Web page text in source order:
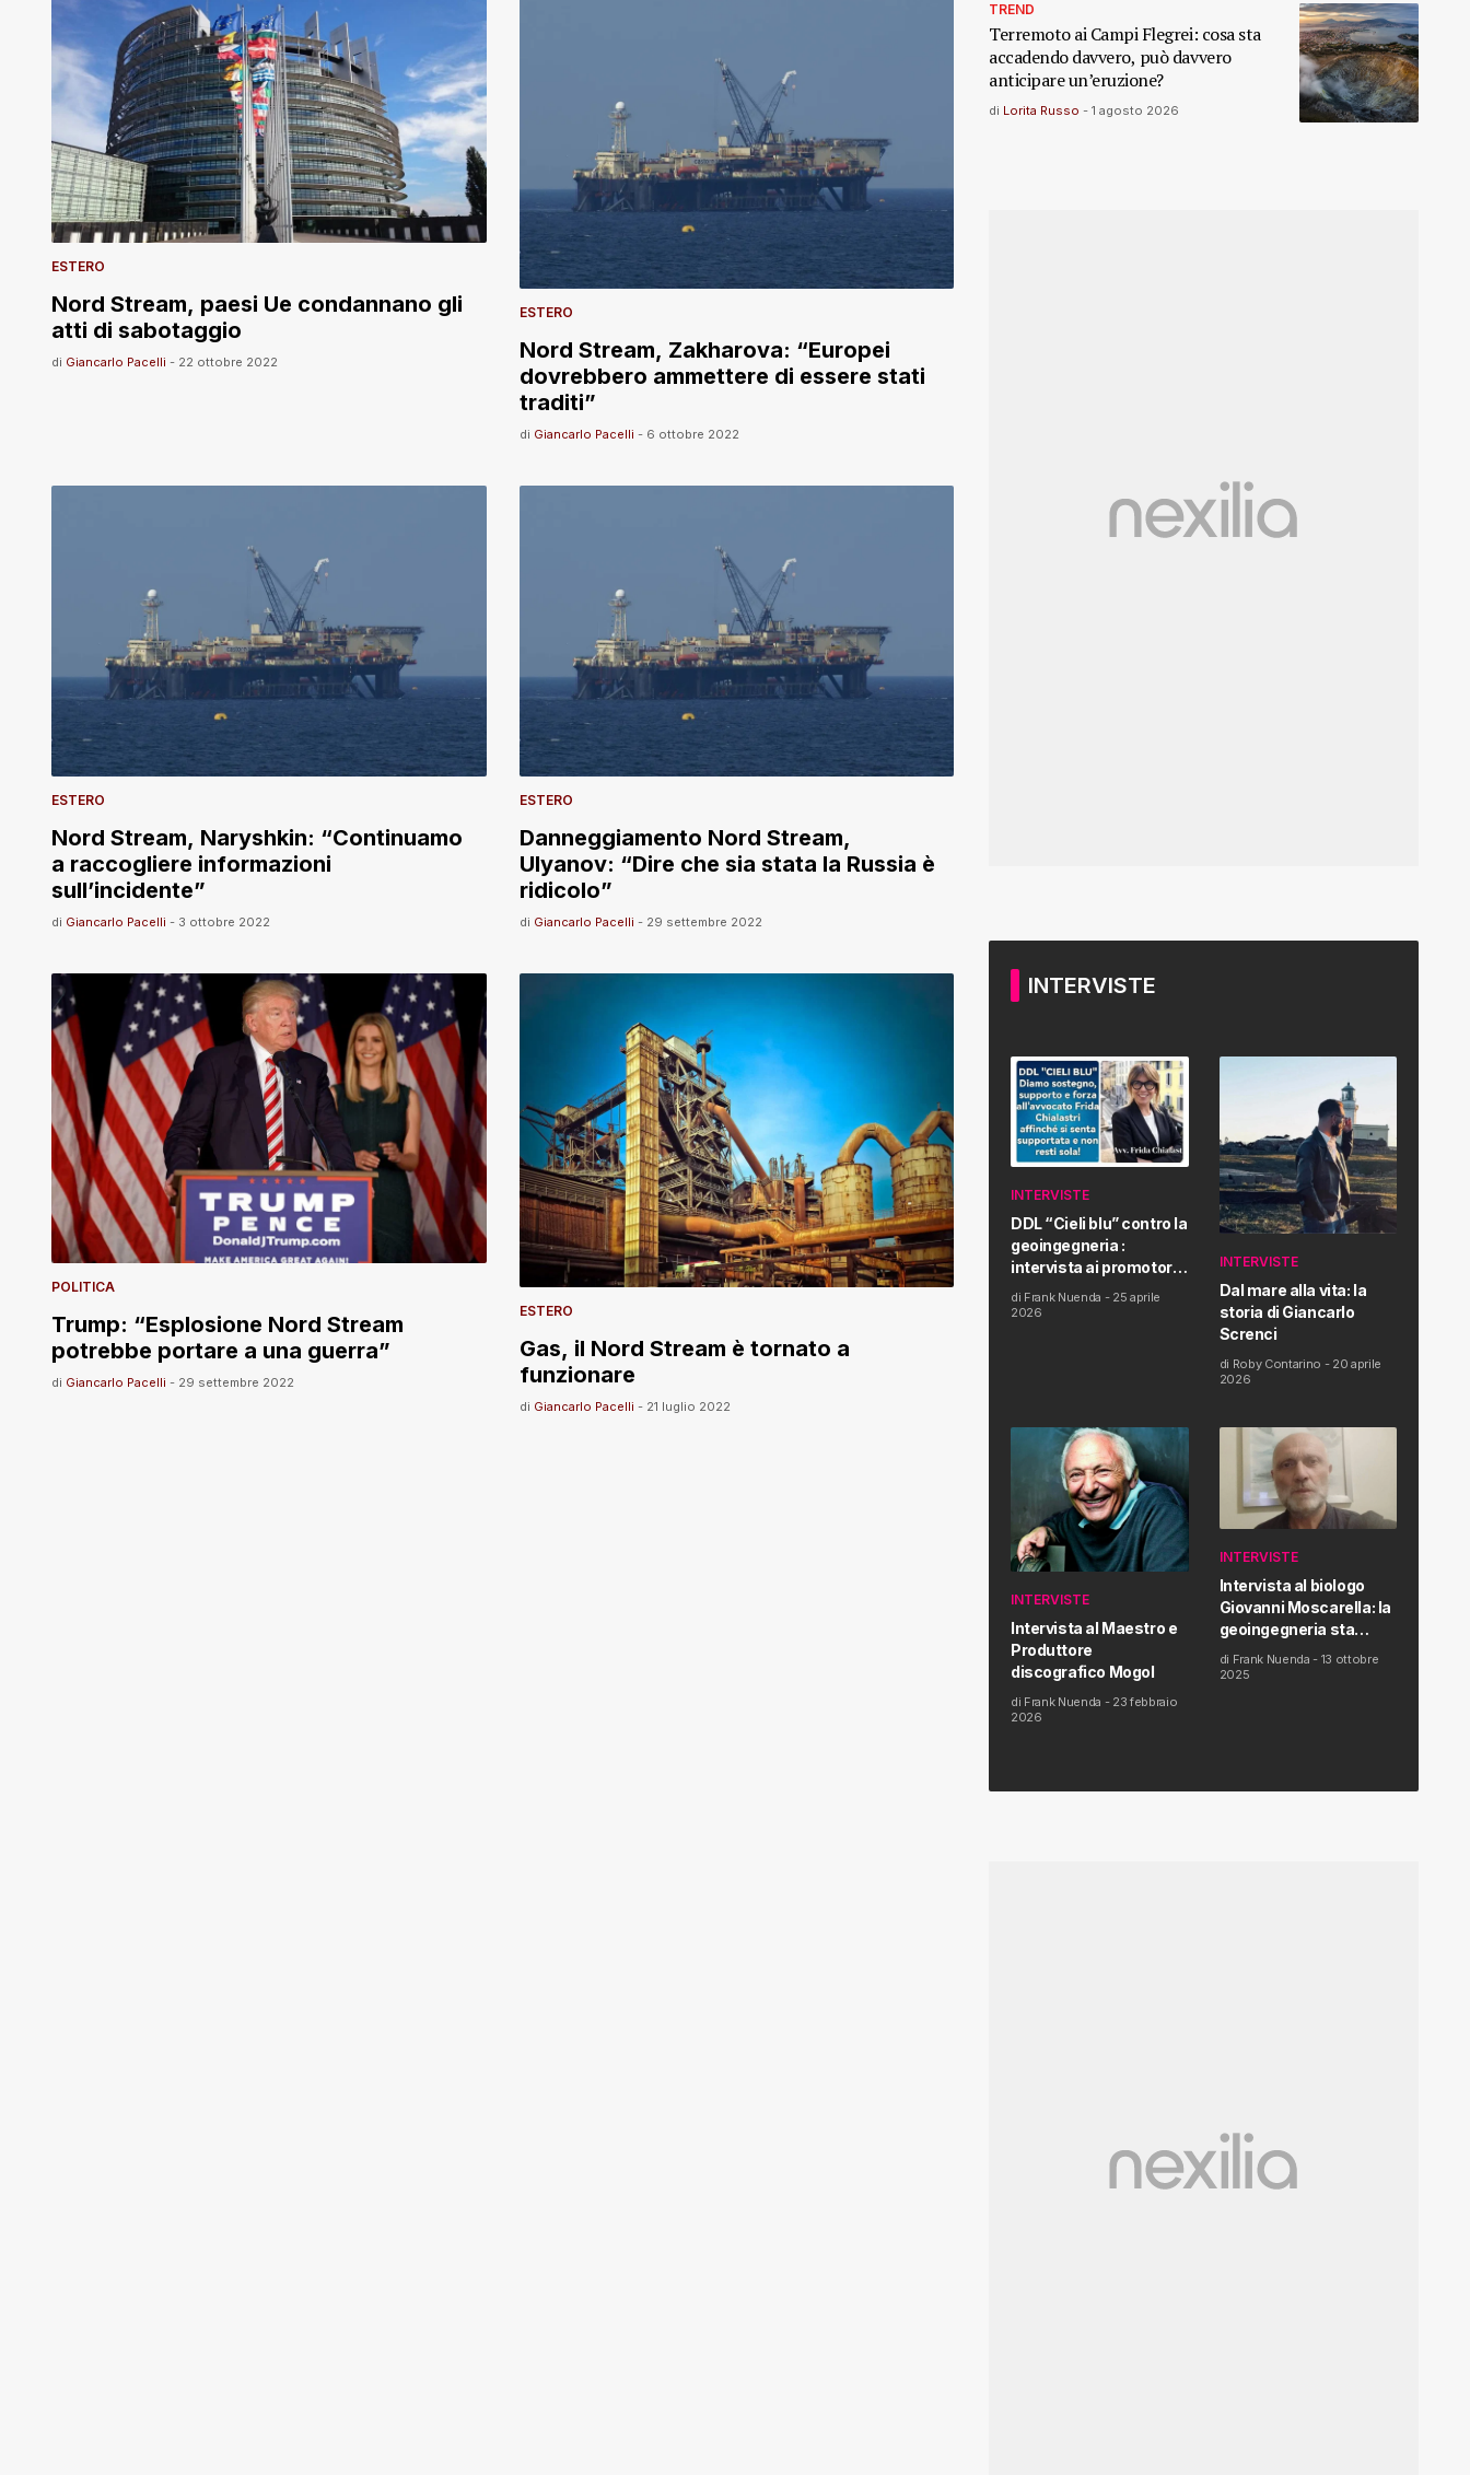
ESTERO
Nord Stream, paesi Ue condannano gli
atti di sabotaggio
di Giancarlo Pacelli - 22 ottobre 2022
ESTERO
Nord Stream, Zakharova: “Europei
dovrebbero ammettere di essere stati
traditi”
di Giancarlo Pacelli - 6 ottobre 2022
ESTERO
Nord Stream, Naryshkin: “Continuamo
a raccogliere informazioni
sull’incidente”
di Giancarlo Pacelli - 3 ottobre 2022
ESTERO
Danneggiamento Nord Stream,
Ulyanov: “Dire che sia stata la Russia è
ridicolo”
di Giancarlo Pacelli - 29 settembre 2022
POLITICA
Trump: “Esplosione Nord Stream
potrebbe portare a una guerra”
di Giancarlo Pacelli - 29 settembre 2022
ESTERO
Gas, il Nord Stream è tornato a
funzionare
di Giancarlo Pacelli - 21 luglio 2022
TREND
Terremoto ai Campi Flegrei: cosa sta
accadendo davvero, può davvero
anticipare un’eruzione?
di Lorita Russo - 1 agosto 2026
INTERVISTE
INTERVISTE
DDL “Cieli blu” contro la
geoingegneria :
intervista ai promotori
della tematica e della
Proposta di Legge
di Frank Nuenda - 25 aprile
2026
INTERVISTE
Dal mare alla vita: la
storia di Giancarlo
Screnci
di Roby Contarino - 20 aprile
2026
INTERVISTE
Intervista al Maestro e
Produttore
discografico Mogol
di Frank Nuenda - 23 febbraio
2026
INTERVISTE
Intervista al biologo
Giovanni Moscarella: la
geoingegneria sta
modificando il clima e la
salute dell’uomo
di Frank Nuenda - 13 ottobre
2025